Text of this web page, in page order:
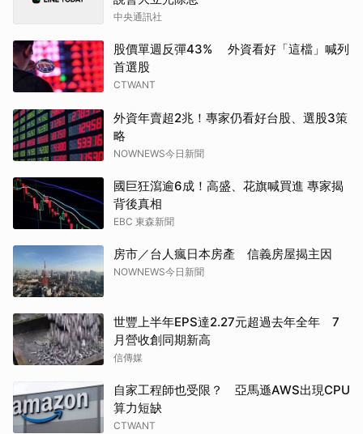
中央通訊社
股價單週反彈43% 外資看好「這檔」喊列
首選股
CTWANT
外資年賣超2兆！專家仍看好台股、選股3策
略
NOWNEWS今日新聞
國巨狂瀉逾6成！高盛、花旗喊買進 專家揭
背後真相
EBC 東森新聞
房市／台人瘋日本房產 信義房屋揭主因
NOWNEWS今日新聞
世豐上半年EPS達2.27元超過去年全年 7
月營收創同期新高
信傳媒
自家工程師也受限？ 亞馬遜AWS出現CPU
算力短缺
CTWANT